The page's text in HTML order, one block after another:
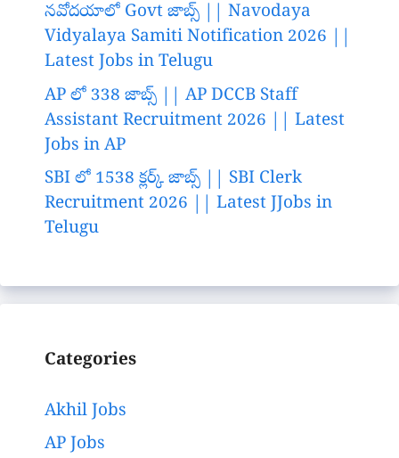
నవోదయాలో Govt జాబ్స్ || Navodaya
Vidyalaya Samiti Notification 2026 ||
Latest Jobs in Telugu
AP లో 338 జాబ్స్ || AP DCCB Staff
Assistant Recruitment 2026 || Latest
Jobs in AP
SBI లో 1538 క్లర్క్ జాబ్స్ || SBI Clerk
Recruitment 2026 || Latest JJobs in
Telugu
Categories
Akhil Jobs
AP Jobs